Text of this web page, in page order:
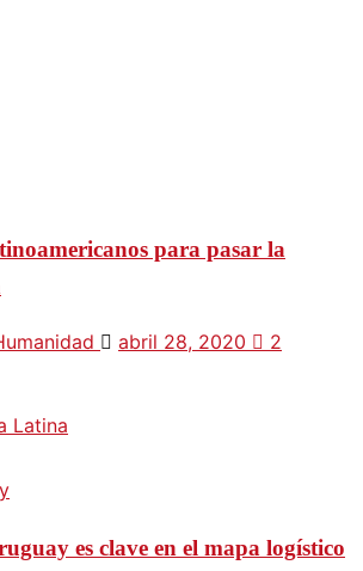
para pasar la
abril 28, 2020 2
Latina
es clave en el mapa logístico